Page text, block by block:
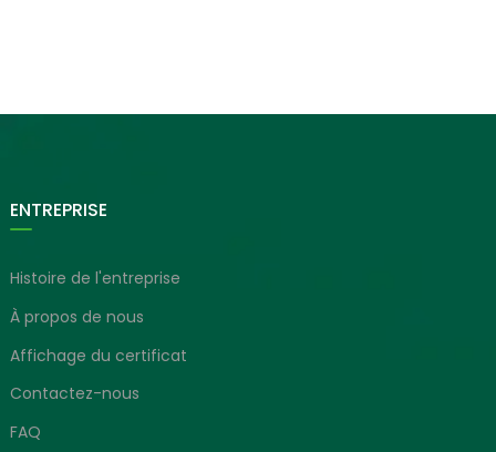
ENTREPRISE
Histoire de l'entreprise
À propos de nous
Affichage du certificat
Contactez-nous
FAQ